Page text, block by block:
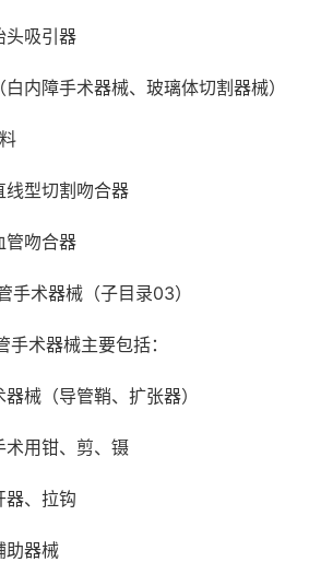
吸引器
障手术器械、玻璃体切割器械）
型切割吻合器
吻合器
术器械（子目录03）
术器械主要包括：
（导管鞘、扩张器）
用钳、剪、镊
、拉钩
器械